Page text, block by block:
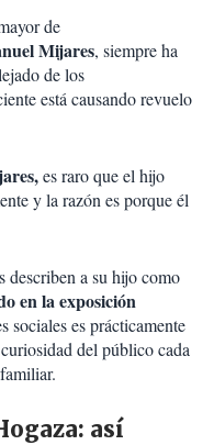
de
Mijares, siempre ha
de los
está causando revuelo
es raro que el hijo
y la razón es porque él
a su hijo como
en la exposición
sociales es prácticamente
del público cada
así